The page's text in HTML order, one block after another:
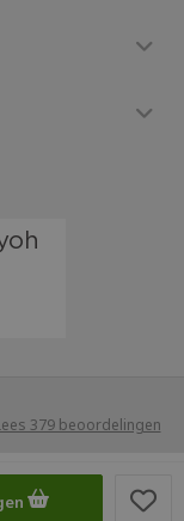
379 beoordelingen